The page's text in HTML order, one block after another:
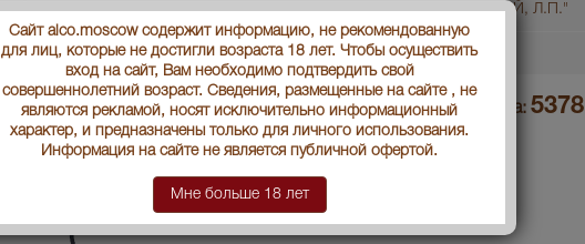
Производитель "МЕЗОН ДЕ ФЮТАЙ, Л.П."
Условия продаж: Только самовывоз
В заявку Цена: 5378
Сайт alco.moscow содержит информацию, не рекомендованную
для лиц, которые не достигли возраста 18 лет. Чтобы осуществить
вход на сайт, Вам необходимо подтвердить свой
совершеннолетний возраст. Сведения, размещенные на сайте , не
являются рекламой, носят исключительно информационный
характер, и предназначены только для личного использования.
Информация на сайте не является публичной офертой.
Мне больше 18 лет